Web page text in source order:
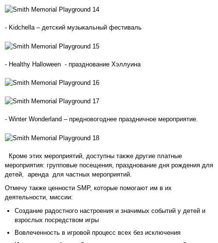
- Kidchella – детский музыкальный фестиваль
- Healthy Halloween - празднование Хэллуина
- Winter Wonderland – предновогоднее праздничное мероприятие.
Кроме этих мероприятий, доступны также другие платные
мероприятия: групповые посещения, празднование дня рождения для
детей, аренда для частных мероприятий.
Отмечу также ценности SMP, которые помогают им в их
деятельности, миссии:
Создание радостного настроения и значимых событий у детей и
взрослых посредством игры
Вовлеченность в игровой процесс всех без исключения